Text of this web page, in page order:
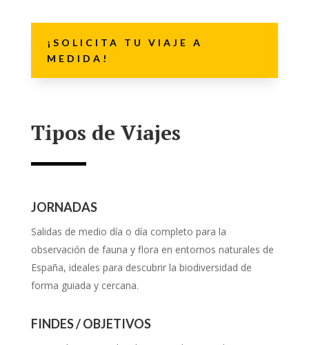
¡SOLICITA TU VIAJE A
MEDIDA!
Tipos de Viajes
JORNADAS
Salidas de medio día o día completo para la
observación de fauna y flora en entornos naturales de
España, ideales para descubrir la biodiversidad de
forma guiada y cercana.
FINDES / OBJETIVOS